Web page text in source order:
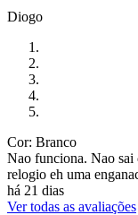
Diogo
Cor: Branco
Nao funciona. Nao sai
relogio eh uma
há 21 dias
Ver todas as avaliações